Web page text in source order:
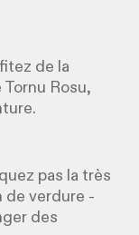
de la
Rosu,
pas la très
de verdure -
des